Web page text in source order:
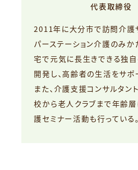
代表取締役
2011年に大分市で訪問介護
パーステーション介護のみか
宅で元気に長生きできる独自
開発し、高齢者の生活をサポ
また、介護支援コンサルタン
校から老人クラブまで年齢
護セミナー活動も行っている。